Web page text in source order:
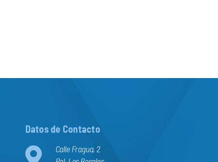
Datos de Contacto
Calle Fragua, 2